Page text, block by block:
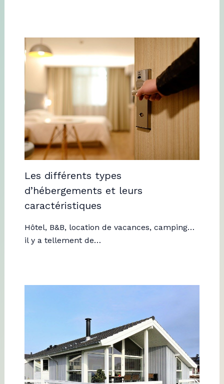
Les différents types
d’hébergements et leurs
caractéristiques
Hôtel, B&B, location de vacances, camping…
il y a tellement de…